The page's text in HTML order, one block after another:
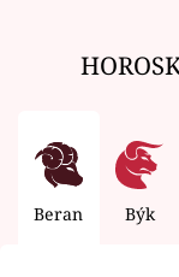
Beran Býk